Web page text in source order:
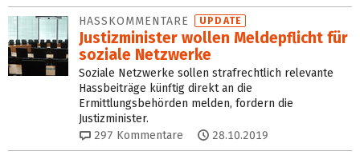
HASSKOMMENTARE UPDATE
Justizminister wollen Melde­pflicht für
soziale Netzwerke
Soziale Netzwerke sollen strafrechtlich relevante
Hassbeiträge künftig direkt an die
Ermittlungsbehörden melden, fordern die
Justizminister.
297 Kommentare 28.10.2019